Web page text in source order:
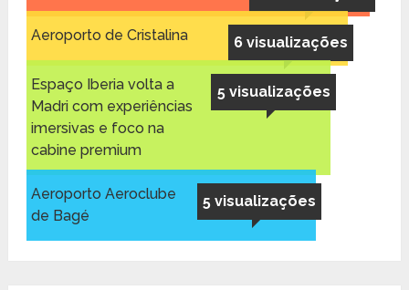
6 visualizações
Aeroporto de Cristalina
5 visualizações
Espaço Iberia volta a
Madri com experiências
imersivas e foco na
cabine premium
5 visualizações
Aeroporto Aeroclube
de Bagé